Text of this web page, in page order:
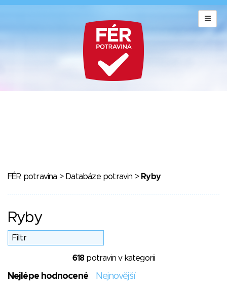
FÉR potravina > Databáze potravin > Ryby
Ryby
618potravin v kategorii
Nejlépe hodnocené Nejnovější